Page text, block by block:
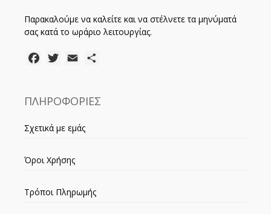
Παρακαλούμε να καλείτε και να στέλνετε τα μηνύματά
σας κατά το ωράριο λειτουργίας.
FacebookTwitter
Email
ΠΛΗΡΟΦΟΡΙΕΣ
Σχετικά με εμάς
Όροι Χρήσης
Τρόποι Πληρωμής